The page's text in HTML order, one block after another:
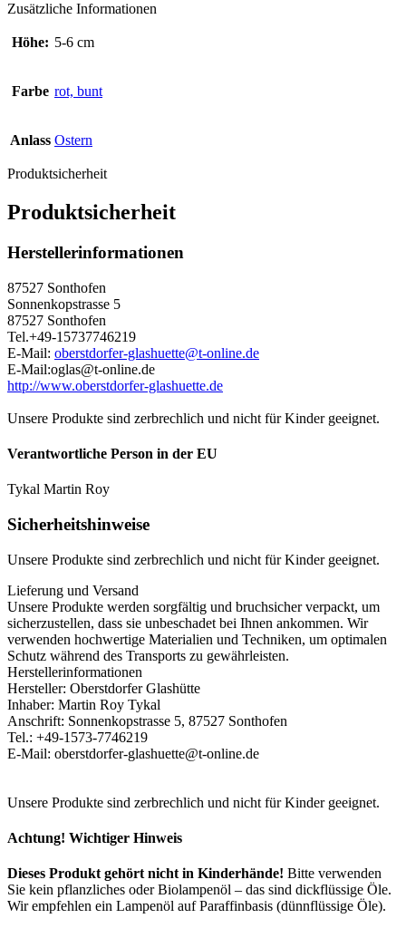
Zusätzliche Informationen
Höhe: 5-6 cm
Farbe rot, bunt
Anlass Ostern
Produktsicherheit
Produktsicherheit
Herstellerinformationen
87527 Sonthofen
Sonnenkopstrasse 5
87527 Sonthofen
Tel.+49-15737746219
E-Mail: oberstdorfer-glashuette@t-online.de
E-Mail:oglas@t-online.de
http://www.oberstdorfer-glashuette.de
Unsere Produkte sind zerbrechlich und nicht für Kinder geeignet.
Verantwortliche Person in der EU
Tykal Martin Roy
Sicherheitshinweise
Unsere Produkte sind zerbrechlich und nicht für Kinder geeignet.
Lieferung und Versand
Unsere Produkte werden sorgfältig und bruchsicher verpackt, um
sicherzustellen, dass sie unbeschadet bei Ihnen ankommen. Wir
verwenden hochwertige Materialien und Techniken, um optimalen
Schutz während des Transports zu gewährleisten.
Herstellerinformationen
Hersteller: Oberstdorfer Glashütte
Inhaber: Martin Roy Tykal
Anschrift: Sonnenkopstrasse 5, 87527 Sonthofen
Tel.: +49-1573-7746219
E-Mail: oberstdorfer-glashuette@t-online.de
Unsere Produkte sind zerbrechlich und nicht für Kinder geeignet.
Achtung! Wichtiger Hinweis
Dieses Produkt gehört nicht in Kinderhände! Bitte verwenden
Sie kein pflanzliches oder Biolampenöl – das sind dickflüssige Öle.
Wir empfehlen ein Lampenöl auf Paraffinbasis (dünnflüssige Öle).